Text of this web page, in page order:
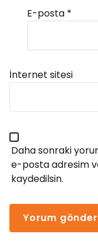
E-posta *
İnternet sitesi
Daha sonraki
e-posta adresim
kaydedilsin.
Alternative: